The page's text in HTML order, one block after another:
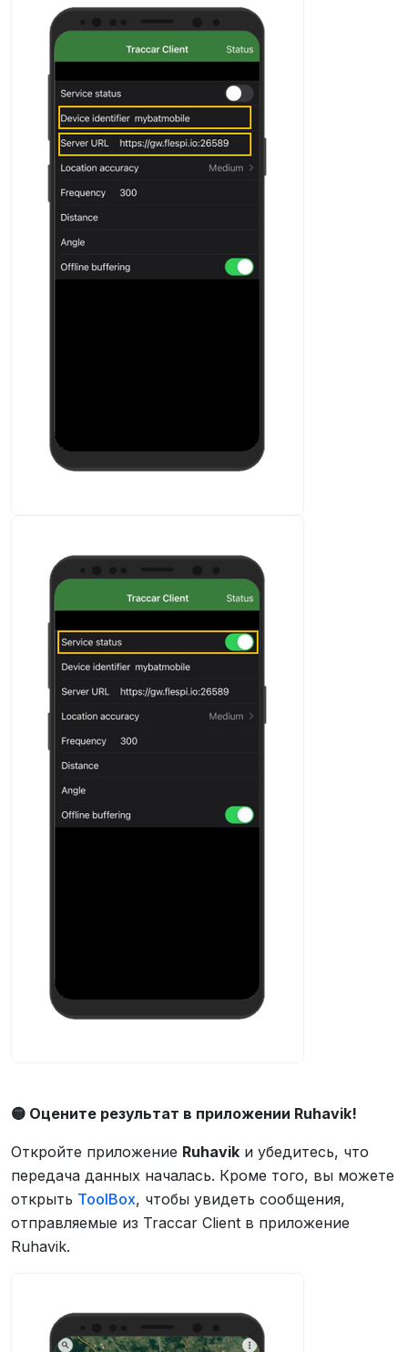
🟡 Оцените результат в приложении Ruhavik!
Откройте приложение Ruhavik и убедитесь, что
передача данных началась. Кроме того, вы можете
открыть ToolBox, чтобы увидеть сообщения,
отправляемые из Traccar Client в приложение
Ruhavik.